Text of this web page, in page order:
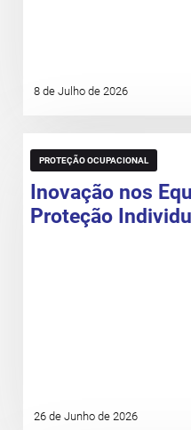
8 de Julho de 2026
PROTEÇÃO OCUPACIONAL
Inovação nos
Proteção
26 de Junho de 2026